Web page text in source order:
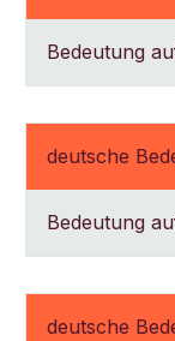
Bedeutung
deutsche
Bedeutung
deutsche